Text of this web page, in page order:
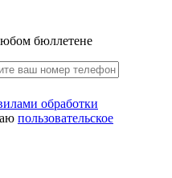
бюллетене
обработки
пользовательское